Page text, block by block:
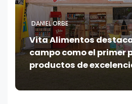
DANIEL ORBE
Vita Alimentos
campo como el primer
productos de